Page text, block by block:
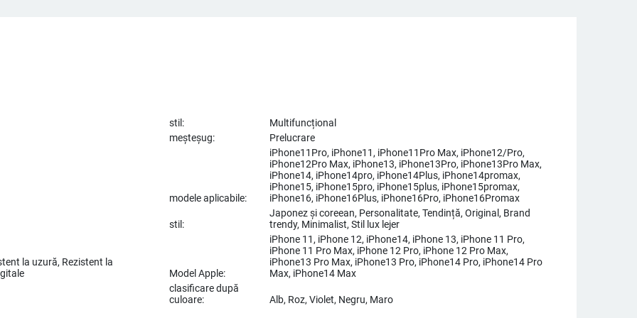
stil:
Multifuncțional
meșteșug:
Prelucrare
modele aplicabile:
iPhone11Pro, iPhone11, iPhone11Pro Max, iPhone12/Pro,
iPhone12Pro Max, iPhone13, iPhone13Pro, iPhone13Pro Max,
iPhone14, iPhone14pro, iPhone14Plus, iPhone14promax,
iPhone15, iPhone15pro, iPhone15plus, iPhone15promax,
iPhone16, iPhone16Plus, iPhone16Pro, iPhone16Promax
stil:
Japonez și coreean, Personalitate, Tendință, Original, Brand
trendy, Minimalist, Stil lux lejer
la uzură, Rezistent la
Model Apple:
iPhone 11, iPhone 12, iPhone14, iPhone 13, iPhone 11 Pro,
iPhone 11 Pro Max, iPhone 12 Pro, iPhone 12 Pro Max,
iPhone13 Pro Max, iPhone13 Pro, iPhone14 Pro, iPhone14 Pro
Max, iPhone14 Max
clasificare după
culoare:
Alb, Roz, Violet, Negru, Maro